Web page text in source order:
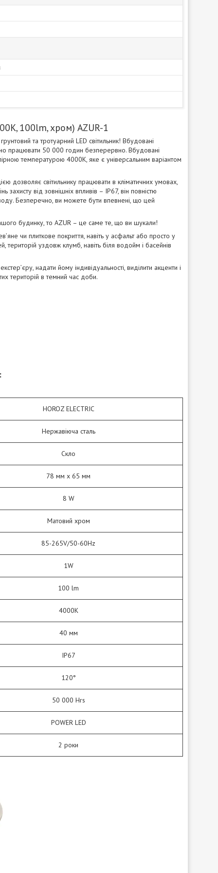
100lm, хром) AZUR-1
та тротуарний LED світильник! Вбудовані
працювати 50 000 годин безперервно. Вбудовані
температурою 4000К, яке є універсальним варіантом
дозволяє світильнику працювати в кліматичних умовах,
від зовнішніх впливів – IP67, він повністю
Безперечно, ви можете бути впевнені, що цей
будинку, то AZUR – це саме те, що ви шукали!
чи плиткове покриття, навіть у асфальт або просто у
територій уздовж клумб, навіть біля водойм і басейнів
надати йому індивідуальності, виділити акценти і
територій в темний час доби.
HOROZ ELECTRIC
Нержавіюча сталь
Скло
78 мм х 65 мм
8 W
Матовий хром
85-265V/50-60Hz
1W
100 lm
4000K
40 мм
IP67
120°
50 000 Hrs
POWER LED
2 роки